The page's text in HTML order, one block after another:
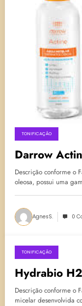
TONIFICAÇÃO
Darrow
Descrição conforme o
oleosa, possui uma
AgnesS. 0
22 de março de 2025
TONIFICAÇÃO
Hydrabio
Descrição conforme o
micelar desenvolvida